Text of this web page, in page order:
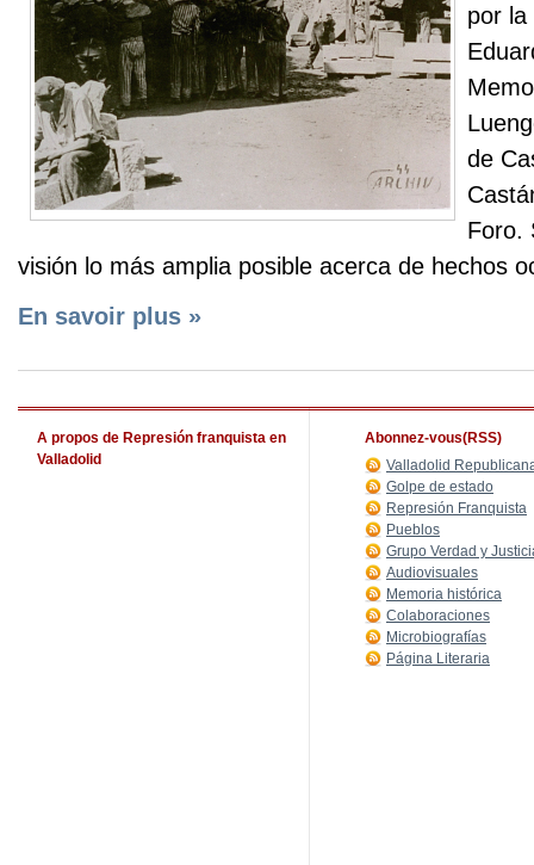
por la
de
Foro.
visión lo más amplia posible acerca de hechos
En savoir plus »
A propos de Represión franquista en
Valladolid
Abonnez-vous(RSS)
Valladolid
Golpe de estado
Represión Franquista
Pueblos
Grupo Verdad y
Audiovisuales
Memoria histórica
Colaboraciones
Microbiografías
Página Literaria